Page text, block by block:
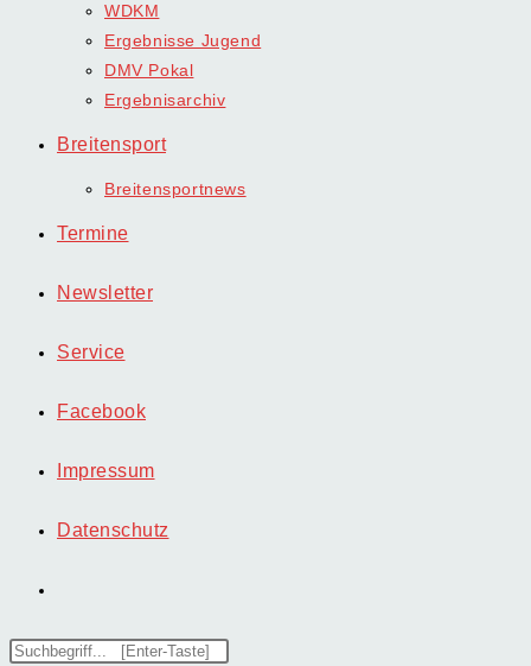
WDKM
Ergebnisse Jugend
DMV Pokal
Ergebnisarchiv
Breitensport
Breitensportnews
Termine
Newsletter
Service
Facebook
Impressum
Datenschutz
Suche
Diese